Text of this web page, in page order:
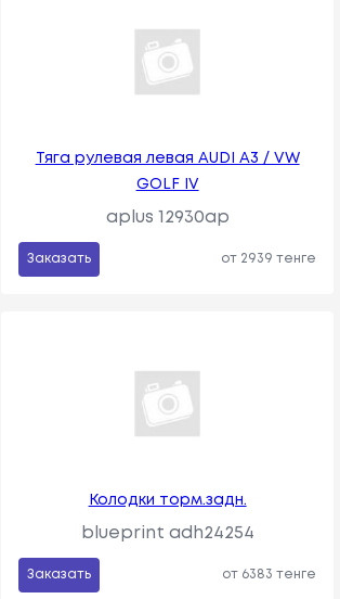
Тяга рулевая левая AUDI A3 / VW
GOLF IV
aplus 12930ap
Заказать от 2939 тенге
Колодки торм.задн.
blueprint adh24254
Заказать от 6383 тенге